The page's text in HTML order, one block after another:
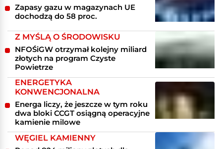
Zapasy gazu w magazynach UE
dochodzą do 58 proc.
Z MYŚLĄ O ŚRODOWISKU
NFOŚiGW otrzymał kolejny miliard
złotych na program Czyste
Powietrze
ENERGETYKA
KONWENCJONALNA
Energa liczy, że jeszcze w tym roku
dwa bloki CCGT osiągną operacyjne
kamienie milowe
WĘGIEL KAMIENNY